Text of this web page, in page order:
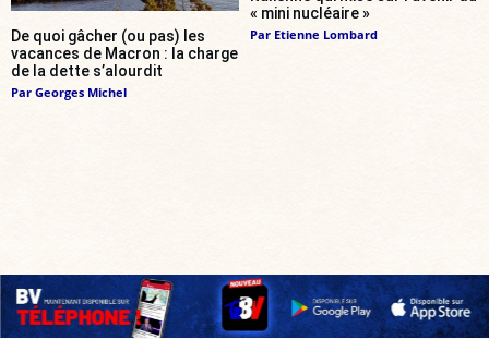
De quoi gâcher (ou pas) les
vacances de Macron : la charge
de la dette s’alourdit
Par Georges Michel
« mini nucléaire »
Par Etienne Lombard